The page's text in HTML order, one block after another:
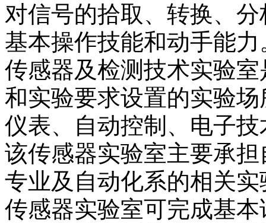
对信号的拾取、转换、
基本操作技能和动手能力
传感器及检测技术实验
和实验要求设置的实验
仪表、自动控制、电子
该传感器实验室主要承
专业及自动化系的相关
传感器实验室可完成基